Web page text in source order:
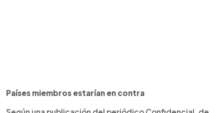
Países miembros estarían en contra